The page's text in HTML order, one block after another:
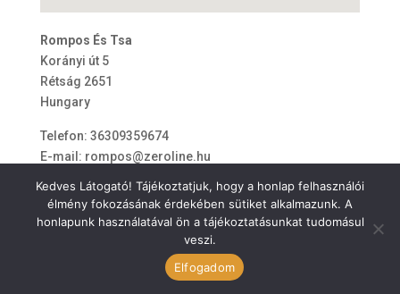
Rompos És Tsa
Korányi út 5
Rétság 2651
Hungary
Telefon: 36309359674
E-mail: rompos@zeroline.hu
ÁSZF
Kedves Látogató! Tájékoztatjuk, hogy a honlap felhasználói
élmény fokozásának érdekében sütiket alkalmazunk. A
honlapunk használatával ön a tájékoztatásunkat tudomásul
veszi.
Elfogadom